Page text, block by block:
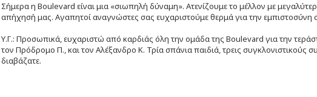
Σήμερα η Boulevard είναι μια «σιωπηλή δύναμη». Ατενίζουμε το μέλλον με
απήχησή μας. Αγαπητοί αναγνώστες σας ευχαριστούμε θερμά για την εμπιστοσύνη
Υ.Γ.: Προσωπικά, ευχαριστώ από καρδιάς όλη την ομάδα της Boulevard για την
τον Πρόδρομο Π., και τον Αλέξανδρο Κ. Τρία σπάνια παιδιά, τρεις συγκλονιστικούς
διαβάζατε.